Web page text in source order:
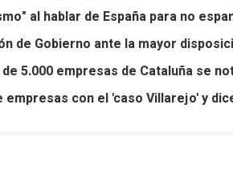
al hablar de España para no
de Gobierno ante la mayor
5.000 empresas de Cataluña se
empresas con el 'caso Villarejo' y